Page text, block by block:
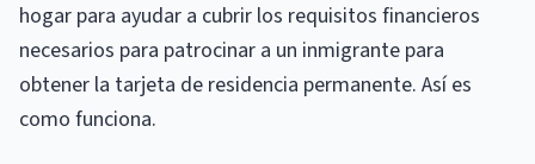
hogar para ayudar a cubrir los requisitos financieros
necesarios para patrocinar a un inmigrante para
obtener la tarjeta de residencia permanente. Así es
como funciona.